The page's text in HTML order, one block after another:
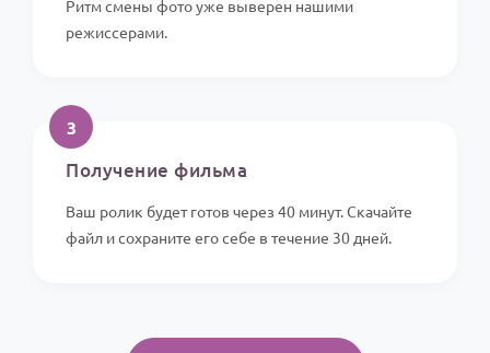
Ритм смены фото уже выверен нашими
режиссерами.
3
Получение фильма
Ваш ролик будет готов через 40 минут. Скачайте
файл и сохраните его себе в течение 30 дней.